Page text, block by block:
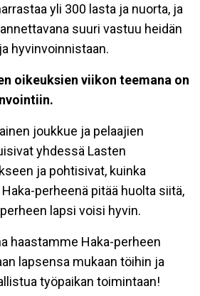
yli 300 lasta ja nuorta, ja
suuri vastuu heidän
hyvinvoinnistaan.
oikeuksien viikon teemana on
joukkue ja pelaajien
yhdessä Lasten
ja pohtisivat, kuinka
perheenä pitää huolta siitä,
lapsi voisi hyvin.
haastamme Haka-perheen
lapsensa mukaan töihin ja
työpaikan toimintaan!